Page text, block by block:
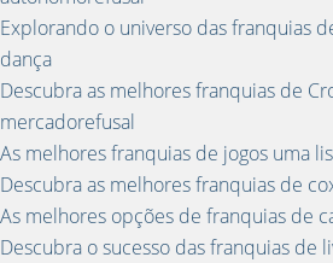
Explorando o universo das franquias
dança
Descubra as melhores franquias de
mercadorefusal
As melhores franquias de jogos uma
Descubra as melhores franquias de
As melhores opções de franquias de
Descubra o sucesso das franquias de